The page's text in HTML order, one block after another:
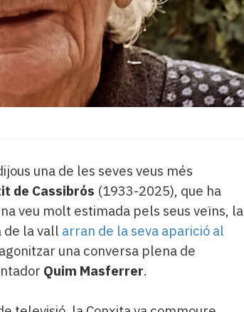
una de les seves veus més
de Cassibrós (1933-2025), que ha
veu molt estimada pels seus veïns, la
de la vall arran de la seva aparició al
una conversa plena de
Quim Masferrer.